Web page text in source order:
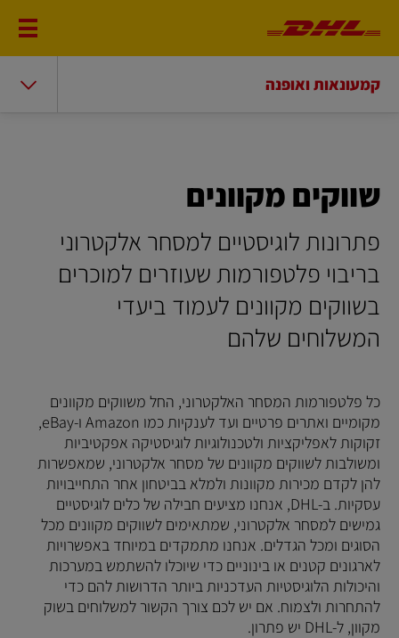
קמעונאות ואופנה
שווקים מקוונים
פתרונות לוגיסטיים למסחר אלקטרוני
בריבוי פלטפורמות שעוזרים למוכרים
בשווקים מקוונים לעמוד ביעדי
המשלוחים שלהם
כל פלטפורמות המסחר האלקטרוני, החל משווקים מקוונים
מקומיים ואתרים פרטיים ועד לענקיות כמו Amazon ו-eBay,
זקוקות לאפליקציות ולטכנולוגיות לוגיסטיקה אפקטיביות
ומשולבות לשווקים מקוונים של מסחר אלקטרוני, שמאפשרות
להן לקדם מכירות מקוונות ולמלא בביטחון אחר התחייבויות
עסקיות. ב-DHL, אנחנו מציעים חבילה של כלים לוגיסטיים
גמישים למסחר אלקטרוני, שמתאימים לשווקים מקוונים מכל
הסוגים ומכל הגדלים. אנחנו מתמקדים במיוחד באפשרויות
לארגונים קטנים או בינוניים כדי שיוכלו להשתמש במערכות
והיכולות הלוגיסטיות העדכניות ביותר הדרושות להם כדי
להתחרות ולצמוח. אם יש לכם צורך הקשור למשלוחים בשוק
מקוון, ל-DHL יש פתרון.